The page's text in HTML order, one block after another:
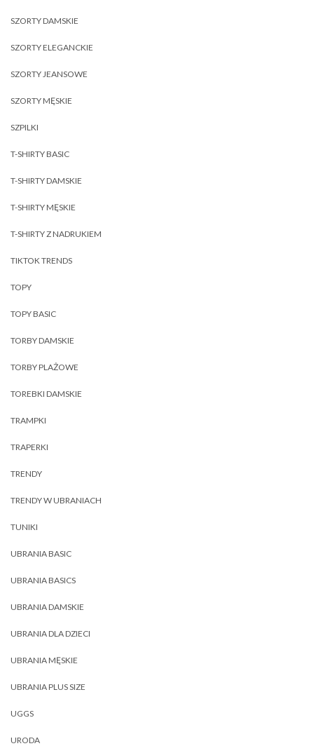
SZORTY DAMSKIE
SZORTY ELEGANCKIE
SZORTY JEANSOWE
SZORTY MĘSKIE
SZPILKI
T-SHIRTY BASIC
T-SHIRTY DAMSKIE
T-SHIRTY MĘSKIE
T-SHIRTY Z NADRUKIEM
TIKTOK TRENDS
TOPY
TOPY BASIC
TORBY DAMSKIE
TORBY PLAŻOWE
TOREBKI DAMSKIE
TRAMPKI
TRAPERKI
TRENDY
TRENDY W UBRANIACH
TUNIKI
UBRANIA BASIC
UBRANIA BASICS
UBRANIA DAMSKIE
UBRANIA DLA DZIECI
UBRANIA MĘSKIE
UBRANIA PLUS SIZE
UGGS
URODA